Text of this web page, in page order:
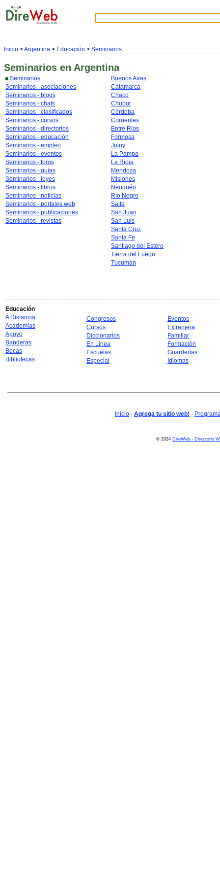
Inicio >Argentina > Educación > Seminarios
Seminarios en Argentina
Seminarios
Seminarios - asociaciones
Seminarios - blogs
Seminarios - chats
Seminarios - clasificados
Seminarios - cursos
Seminarios - directorios
Seminarios - educación
Seminarios - empleo
Seminarios - eventos
Seminarios - foros
Seminarios - guías
Seminarios - leyes
Seminarios - libros
Seminarios - noticias
Seminarios - portales web
Seminarios - publicaciones
Seminarios - revistas
Buenos Aires
Catamarca
Chaco
Chubut
Córdoba
Corrientes
Entre Rios
Formosa
Jujuy
La Pampa
La Rioja
Mendoza
Misiones
Neuquén
Río Negro
Salta
San Juan
San Luis
Santa Cruz
Santa Fe
Santiago del Estero
Tierra del Fuego
Tucumán
Educación
A Distancia
Academias
Apoyo
Banderas
Becas
Bibliotecas
Congresos
Cursos
Diccionarios
En Línea
Escuelas
Especial
Eventos
Extranjera
Familiar
Formación
Guarderías
Idiomas
Inicio - Agrega tu sitio web! -
© 2024 DireWeb - Directorio